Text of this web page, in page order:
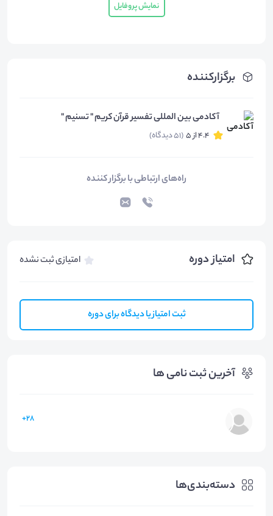
برگزارکننده
آکادمی بین المللی تفسیر قرآن کریم " تسنیم "
4.4 از 5 (51 دیدگاه)
راه‌های ارتباطی با برگزار کننده
امتیاز دوره امتیازی ثبت نشده
ثبت امتیاز یا دیدگاه برای دوره
آخرین ثبت نامی ها
28+
دسته‌بندی‌ها
نمایش پروفایل